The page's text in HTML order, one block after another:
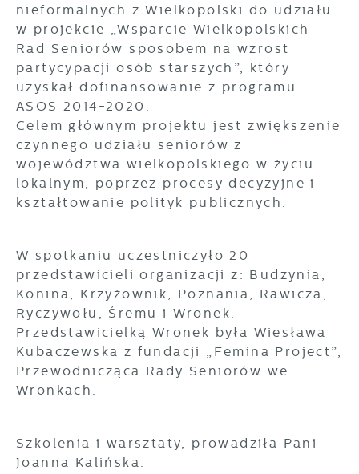
nieformalnych z Wielkopolski do udziału
w projekcie „Wsparcie Wielkopolskich
Rad Seniorów sposobem na wzrost
partycypacji osób starszych”, który
uzyskał dofinansowanie z programu
ASOS 2014-2020.
Celem głównym projektu jest zwiększenie
czynnego udziału seniorów z
województwa wielkopolskiego w życiu
lokalnym, poprzez procesy decyzyjne i
kształtowanie polityk publicznych.
W spotkaniu uczestniczyło 20
przedstawicieli organizacji z: Budzynia,
Konina, Krzyżownik, Poznania, Rawicza,
Ryczywołu, Śremu i Wronek.
Przedstawicielką Wronek była Wiesława
Kubaczewska z fundacji „Femina Project”,
Przewodnicząca Rady Seniorów we
Wronkach.
Szkolenia i warsztaty, prowadziła Pani
Joanna Kalińska.